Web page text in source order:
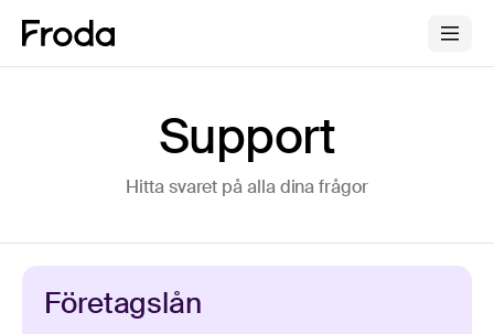
Support
Hitta svaret på alla dina frågor
Företagslån